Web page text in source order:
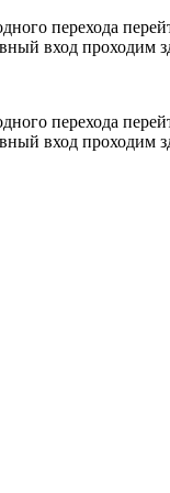
перехода
вход проходим
перехода
вход проходим